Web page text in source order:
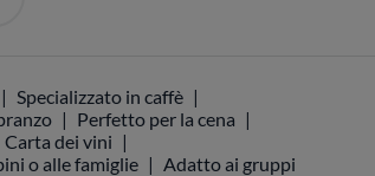
Specializzato in caffè
Perfetto per la cena
Carta dei vini
o alle famiglie
Adatto ai gruppi